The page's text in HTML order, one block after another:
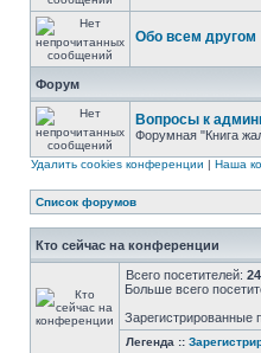
Обо всем другом
Форум
Вопросы к
Форумная "Книга
Удалить cookies конференции | Наша
Список форумов
Кто сейчас на конференции
Всего посетителей: 24
Больше всего
Зарегистрированные
Легенда ::